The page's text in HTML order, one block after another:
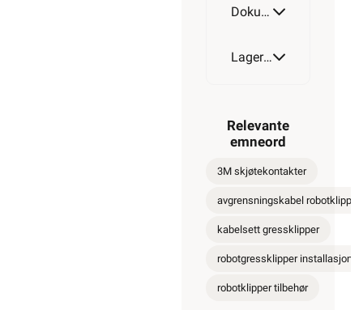
Dokumentasjon
Lagerstatus
Relevante
emneord
3M skjøtekontakter
avgrensningskabel robotklipper
kabelsett gressklipper
robotgressklipper installasjon
robotklipper tilbehør